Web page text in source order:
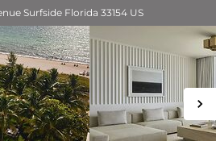
Surfside Florida 33154 US